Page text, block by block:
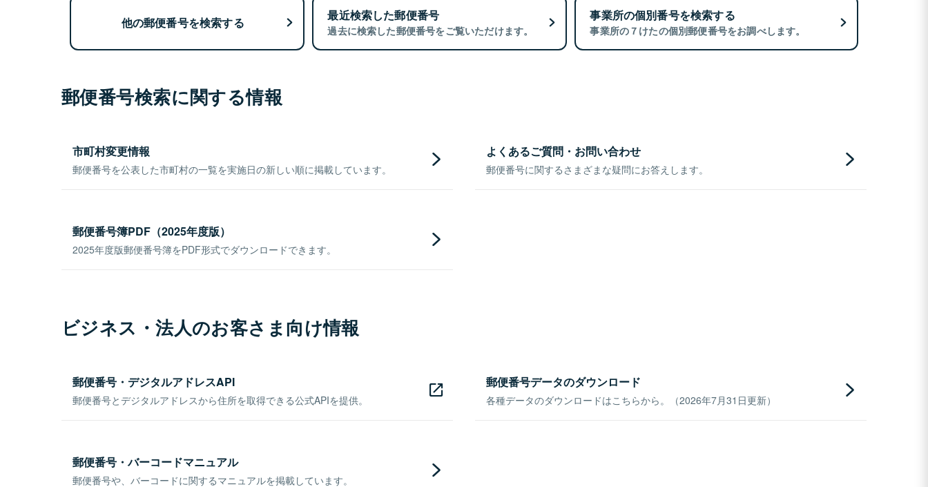
他の郵便番号を検索する 最近検索した郵便番号
過去に検索した郵便番号をご覧いただけます。
事業所の個別番号を検索する
事業所の７けたの個別郵便番号をお調べします。
郵便番号検索に関する情報
市町村変更情報
郵便番号を公表した市町村の一覧を実施日の新しい順に掲載しています。
よくあるご質問・お問い合わせ
郵便番号に関するさまざまな疑問にお答えします。
郵便番号簿PDF（2025年度版）
2025年度版郵便番号簿をPDF形式でダウンロードできます。
ビジネス・法人のお客さま向け情報
郵便番号・デジタルアドレスAPI
郵便番号とデジタルアドレスから住所を取得できる公式APIを提供。
郵便番号データのダウンロード
各種データのダウンロードはこちらから。（2026年7月31日更新）
郵便番号・バーコードマニュアル
郵便番号や、バーコードに関するマニュアルを掲載しています。